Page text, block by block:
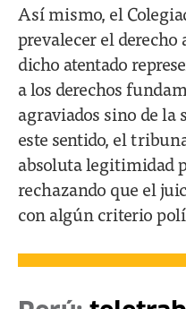
Así mismo, el
prevalecer el derecho
dicho atentado
a los derechos
agraviados sino de la
este sentido, el
absoluta legitimidad
rechazando que el
con algún criterio